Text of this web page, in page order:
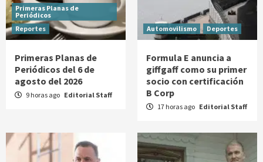
Primeras Planas de
Periódicos
Reportes
Primeras Planas de
Periódicos del 6 de
agosto del 2026
9 horas ago Editorial Staff
Automovilismo Deportes
Formula E anuncia a
giffgaff como su primer
socio con certificación
B Corp
17 horas ago Editorial Staff